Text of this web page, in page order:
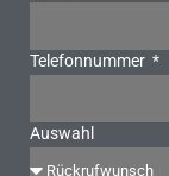
Telefonnummer
Auswahl